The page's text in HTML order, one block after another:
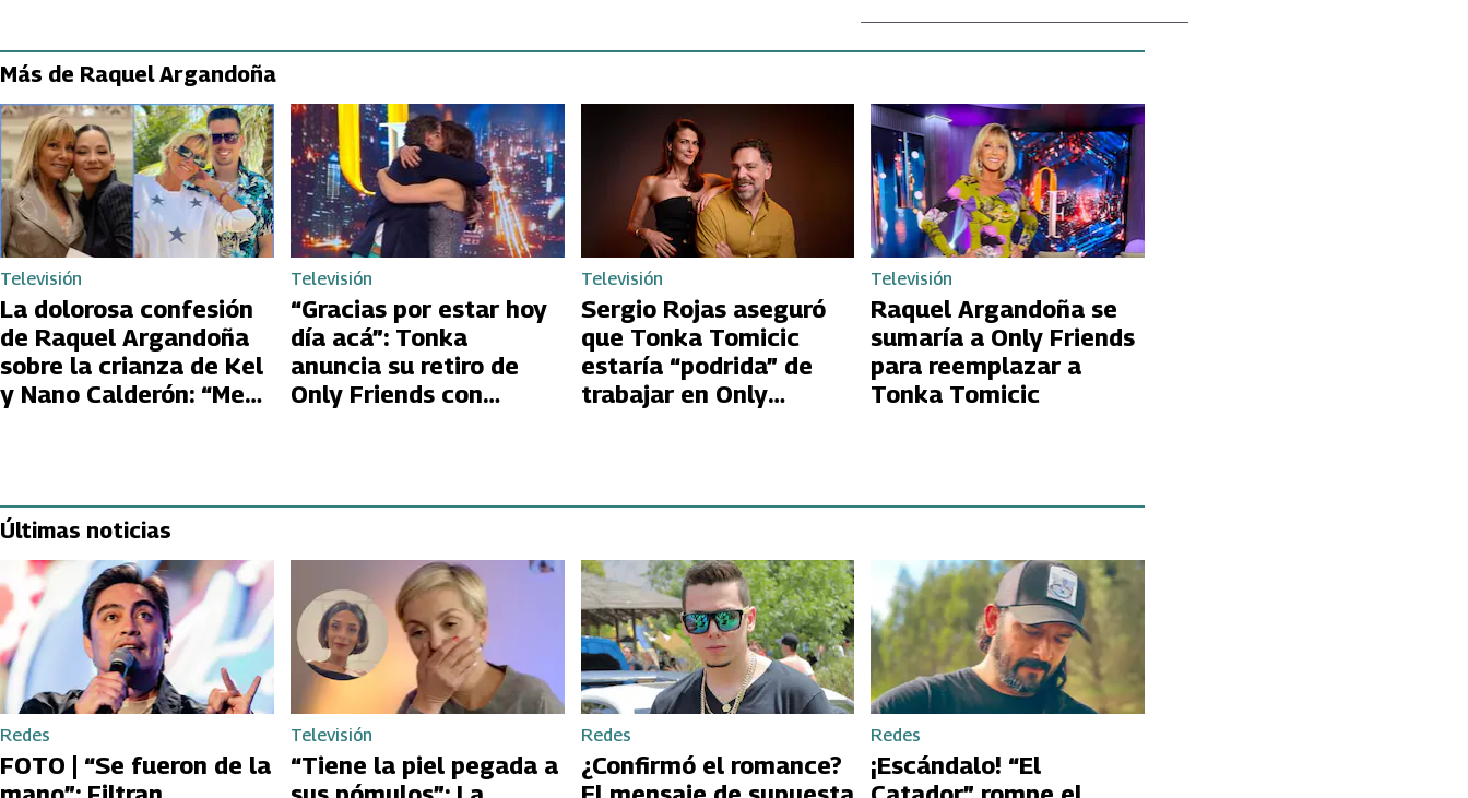
Más de Raquel Argandoña
Televisión
La dolorosa confesión
de Raquel Argandoña
sobre la crianza de Kel
y Nano Calderón: “Me
Televisión
“Gracias por estar hoy
día acá”: Tonka
anuncia su retiro de
Only Friends con
Televisión
Sergio Rojas aseguró
que Tonka Tomicic
estaría “podrida” de
trabajar en Only
Televisión
Raquel Argandoña se
sumaría a Only Friends
para reemplazar a
Tonka Tomicic
Últimas noticias
Redes
FOTO | “Se fueron de la
Televisión
“Tiene la piel pegada a
Redes
¿Confirmó el romance?
Redes
¡Escándalo! “El